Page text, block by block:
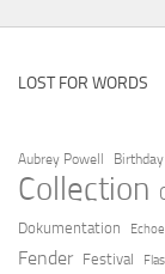
LOST FOR WORDS
Aubrey Powell Birthday
Collection
Dokumentation
Fender Festival